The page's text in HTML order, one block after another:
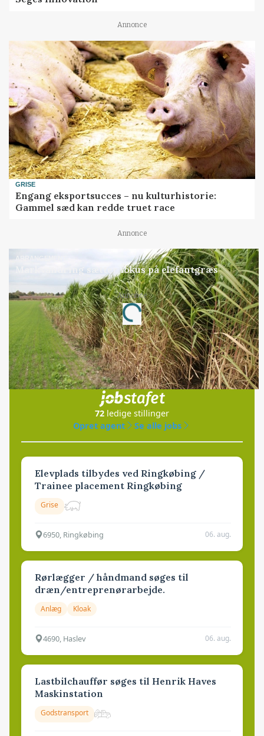
Annonce
GRISE
Engang eksportsucces – nu kulturhistorie:
Gammel sæd kan redde truet race
Annonce
ARRANGEMENT
Markvandring sætter fokus på elefantgræs
Annonce
Loading...
Jobs
i samarbejde med
72 ledige stillinger
Opret agent
Se alle jobs
Elevplads tilbydes ved Ringkøbing /
Trainee placement Ringkøbing
Grise
6950, Ringkøbing 06. aug.
Rørlægger / håndmand søges til
dræn/entreprenørarbejde.
Anlæg Kloak
4690, Haslev 06. aug.
Lastbilchauffør søges til Henrik Haves
Maskinstation
Godstransport